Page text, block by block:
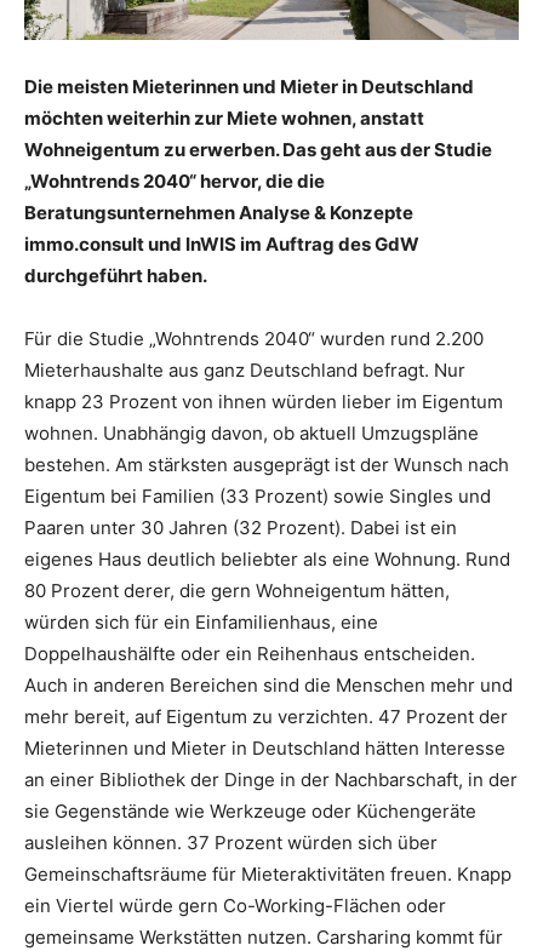
Die meisten Mieterinnen und Mieter in Deutschland
möchten weiterhin zur Miete wohnen, anstatt
Wohneigentum zu erwerben. Das geht aus der Studie
„Wohntrends 2040“ hervor, die die
Beratungsunternehmen Analyse & Konzepte
immo.consult und InWIS im Auftrag des GdW
durchgeführt haben.
Für die Studie „Wohntrends 2040“ wurden rund 2.200
Mieterhaushalte aus ganz Deutschland befragt. Nur
knapp 23 Prozent von ihnen würden lieber im Eigentum
wohnen. Unabhängig davon, ob aktuell Umzugspläne
bestehen. Am stärksten ausgeprägt ist der Wunsch nach
Eigentum bei Familien (33 Prozent) sowie Singles und
Paaren unter 30 Jahren (32 Prozent). Dabei ist ein
eigenes Haus deutlich beliebter als eine Wohnung. Rund
80 Prozent derer, die gern Wohneigentum hätten,
würden sich für ein Einfamilienhaus, eine
Doppelhaushälfte oder ein Reihenhaus entscheiden.
Auch in anderen Bereichen sind die Menschen mehr und
mehr bereit, auf Eigentum zu verzichten. 47 Prozent der
Mieterinnen und Mieter in Deutschland hätten Interesse
an einer Bibliothek der Dinge in der Nachbarschaft, in der
sie Gegenstände wie Werkzeuge oder Küchengeräte
ausleihen können. 37 Prozent würden sich über
Gemeinschaftsräume für Mieteraktivitäten freuen. Knapp
ein Viertel würde gern Co-Working-Flächen oder
gemeinsame Werkstätten nutzen. Carsharing kommt für